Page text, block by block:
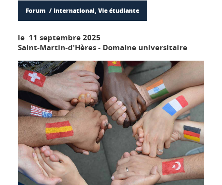
Forum International, Vie étudiante
le 11 septembre 2025
Saint-Martin-d'Hères - Domaine universitaire